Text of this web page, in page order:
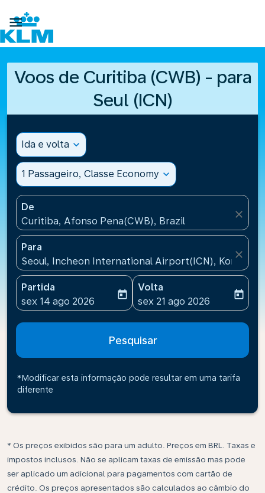

Voos de Curitiba (CWB) - para
Seul (ICN)
Ida e volta expand_more
1 Passageiro, Classe Economy expand_more
De
Curitiba, Afonso Pena(CWB), Brazil
close
Para
Seoul, Incheon International Airport(ICN), Korea,
close
Partida
fc-booking-departure-date-aria-label
sex 14 ago 2026
today
Volta
fc-booking-return-date-
sex 21 ago 2026
today
Pesquisar
*Modificar esta informação pode resultar em uma tarifa
diferente
* Os preços exibidos são para um adulto. Preços em BRL. Taxas e
impostos inclusos. Não se aplicam taxas de emissão mas pode
ser aplicado um adicional para pagamentos com cartão de
crédito. Os preços apresentados são calculados ao câmbio do